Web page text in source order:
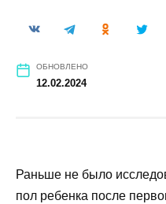
ОБНОВЛЕНО
12.02.2024
Раньше не было
пол ребенка после